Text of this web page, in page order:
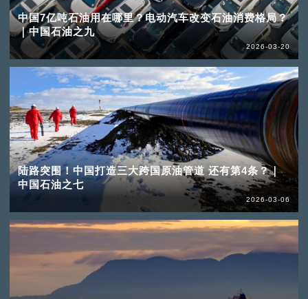
中国7亿吨石油用在哪里？电动汽车改变石油消费格局？
｜中国石油之九
2026-03-20
陆路突围！中国打造三大跨国原油管道 还有第4条？｜
中国石油之七
2026-03-06